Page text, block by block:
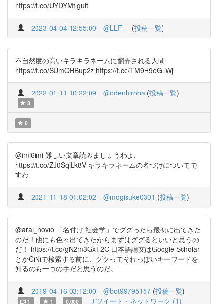
https://t.co/UYDYM1guit
2023-04-04 12:55:00 @LLF__ (投稿一覧)
不自然度の高いキラキラネームに翻弄される人間
https://t.co/SUmQHBup2z https://t.co/TM9H9eGLWj
2022-01-11 10:22:09 @odenhiroba (投稿一覧)
3
0
@imi6imi 難しい文章読みましょうわよ.
https://t.co/ZJ0SqlLk8V キラキラネームの名づけについてで
すわ
2021-11-18 01:02:02 @mogisuke0301 (投稿一覧)
@arai_novio 「名付け 社会学」でググったら最初に出てきた
のだ！他にも色々出てきたからまずはググるといいと思うの
だ！ https://t.co/gN2m3GxT2C 日本語論文はGoogle Scholar
とかCiNiで検索する前に、ググってそれっぽいキーワードを
知るのも一つの手だと思うのだ。
2019-04-16 03:12:00 @bot99795157 (投稿一覧)
1 1 0.000 リツイート・ネットワーク (1)